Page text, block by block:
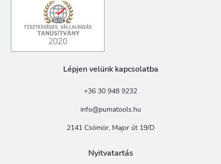
Lépjen velünk kapcsolatba
+36 30 948 9232
info@pumatools.hu
2141 Csömör, Major út 19/D
Nyitvatartás